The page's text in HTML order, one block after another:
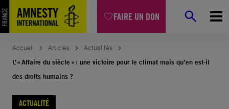
FAIRE UN DON
Aller
au
contenu
Accueil Articles
Actualités
L’« Affaire du siècle » : une victoire pour le climat mais qu’en est-il
des droits humains ?
ACTUALITÉ